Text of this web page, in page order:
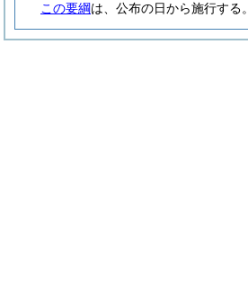
この要綱は、公布の日から施行する。